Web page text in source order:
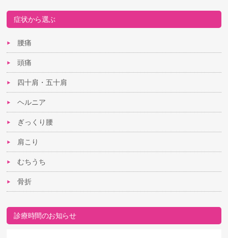
症状から選ぶ
腰痛
頭痛
四十肩・五十肩
ヘルニア
ぎっくり腰
肩こり
むちうち
骨折
診療時間のお知らせ